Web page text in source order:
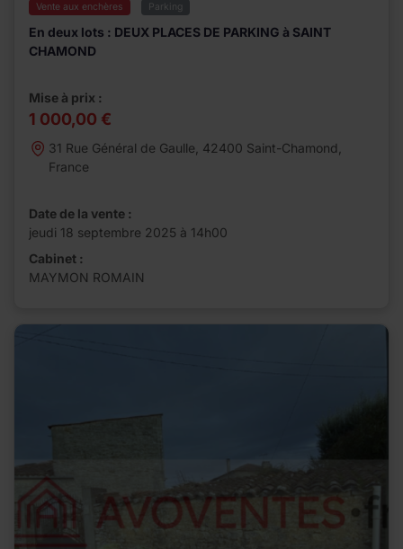
Vente aux enchères Parking
En deux lots : DEUX PLACES DE PARKING à SAINT
CHAMOND
Mise à prix :
1 000,00 €
31 Rue Général de Gaulle, 42400 Saint-Chamond,
France
Date de la vente :
jeudi 18 septembre 2025 à 14h00
Cabinet :
MAYMON ROMAIN